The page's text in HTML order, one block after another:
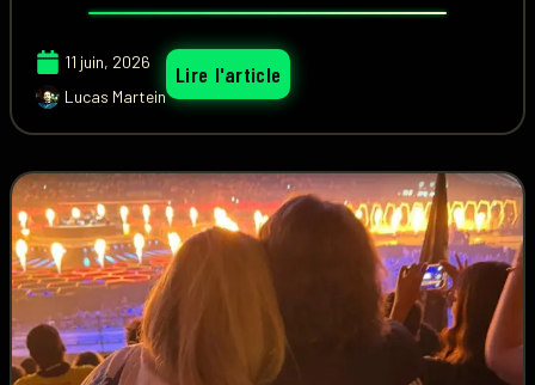
11 juin, 2026
Lucas Martein
Lire l'article